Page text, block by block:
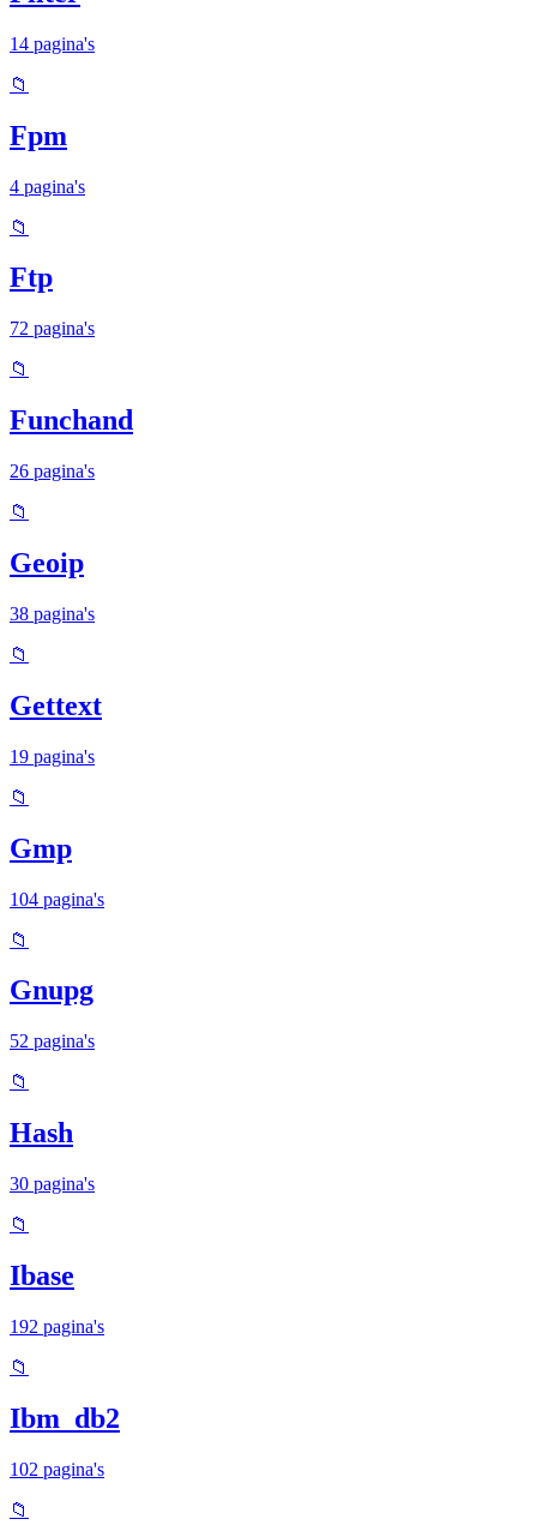
14 pagina's
📁
Fpm
4 pagina's
📁
Ftp
72 pagina's
📁
Funchand
26 pagina's
📁
Geoip
38 pagina's
📁
Gettext
19 pagina's
📁
Gmp
104 pagina's
📁
Gnupg
52 pagina's
📁
Hash
30 pagina's
📁
Ibase
192 pagina's
📁
Ibm_db2
102 pagina's
📁